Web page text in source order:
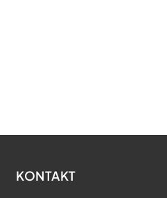
KONTAKT